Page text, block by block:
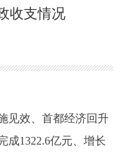
收支情况
见效、首都经济回升
成1322.6亿元、增长